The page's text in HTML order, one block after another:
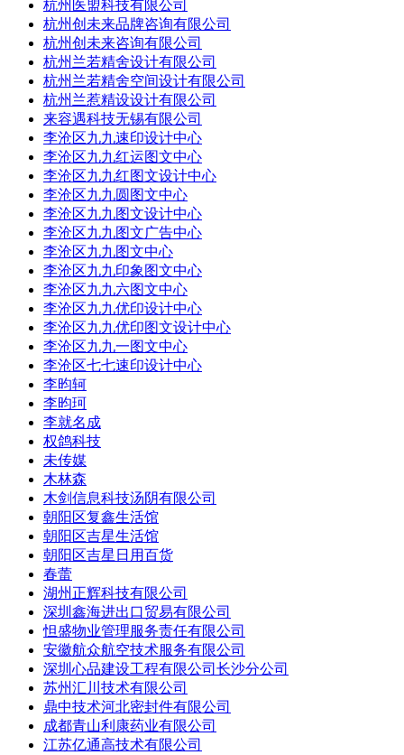
杭州医盟科技有限公司
杭州创未来品牌咨询有限公司
杭州创未来咨询有限公司
杭州兰若精舍设计有限公司
杭州兰若精舍空间设计有限公司
杭州兰惹精设设计有限公司
来容遇科技无锡有限公司
李沧区九九速印设计中心
李沧区九九红运图文中心
李沧区九九红图文设计中心
李沧区九九圆图文中心
李沧区九九图文设计中心
李沧区九九图文广告中心
李沧区九九图文中心
李沧区九九印象图文中心
李沧区九九六图文中心
李沧区九九优印设计中心
李沧区九九优印图文设计中心
李沧区九九一图文中心
李沧区七七速印设计中心
李昀轲
李昀珂
李就名成
权鸽科技
未传媒
木林森
木剑信息科技汤阴有限公司
朝阳区复鑫生活馆
朝阳区吉星生活馆
朝阳区吉星日用百货
春蕾
湖州正辉科技有限公司
深圳鑫海进出口贸易有限公司
怛盛物业管理服务责任有限公司
安徽航众航空技术服务有限公司
深圳心品建设工程有限公司长沙分公司
苏州汇川技术有限公司
鼎中技术河北密封件有限公司
成都青山利康药业有限公司
江苏亿通高技术有限公司